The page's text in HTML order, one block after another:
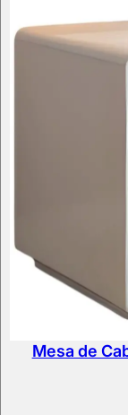
Mesa de